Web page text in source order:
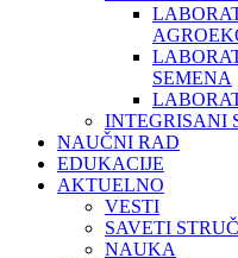
SEMENA
INTEGRISANI
NAUČNI RAD
EDUKACIJE
AKTUELNO
VESTI
SAVETI
NAUKA